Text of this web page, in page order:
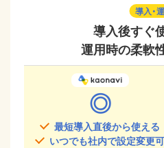
導入・
導入後すぐ
運用時の柔軟
◎
最短導入直後から使える
いつでも社内で設定変更可